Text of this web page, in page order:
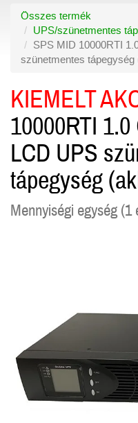
Összes termék
UPS/szünetmentes
SPS MID 10000RTI
szünetmentes tápegység
KIEMELT
10000RTI
LCD UPS
tápegység
Mennyiségi egység